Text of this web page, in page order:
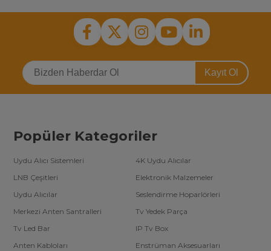
Kayıt Ol
Popüler Kategoriler
Uydu Alıcı Sistemleri
4K Uydu Alıcılar
LNB Çeşitleri
Elektronik Malzemeler
Uydu Alıcılar
Seslendirme Hoparlörleri
Merkezi Anten Santralleri
Tv Yedek Parça
Tv Led Bar
IP Tv Box
Anten Kabloları
Enstrüman Aksesuarları